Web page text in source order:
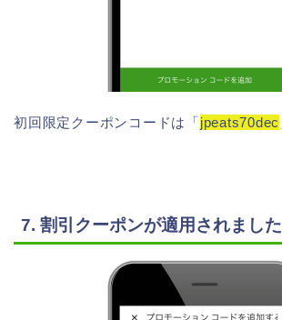
初回限定クーポンコードは「jpeats70dec
7. 割引クーポンが適用されました